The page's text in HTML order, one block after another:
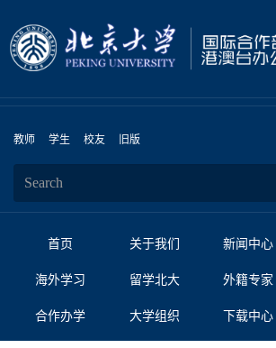
教师 学生 校友 旧版
首页 关于我们 新闻中心
海外学习 留学北大 外籍专家
合作办学 大学组织 下载中心